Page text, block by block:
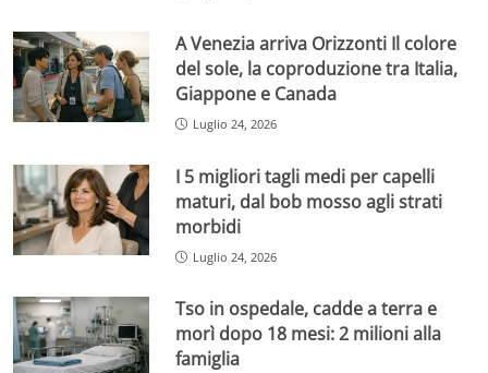
A Venezia arriva Orizzonti Il colore
del sole, la coproduzione tra Italia,
Giappone e Canada
Luglio 24, 2026
I 5 migliori tagli medi per capelli
maturi, dal bob mosso agli strati
morbidi
Luglio 24, 2026
Tso in ospedale, cadde a terra e
morì dopo 18 mesi: 2 milioni alla
famiglia